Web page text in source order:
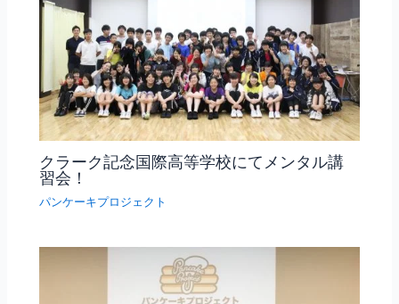
クラーク記念国際高等学校にてメンタル講
習会！
パンケーキプロジェクト